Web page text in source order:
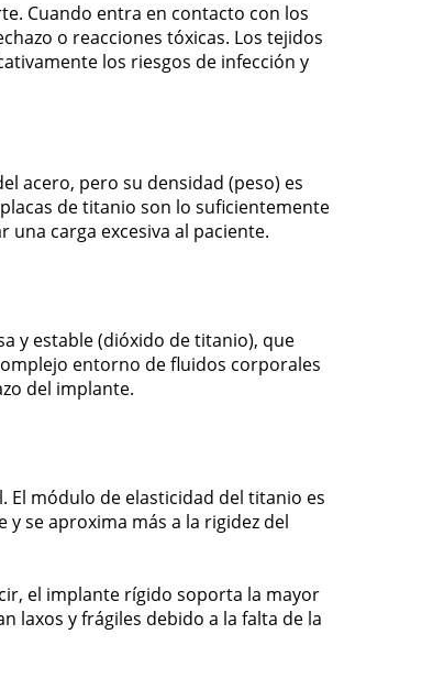
Cuando entra en contacto con los
o reacciones tóxicas. Los tejidos
los riesgos de infección y
acero, pero su densidad (peso) es
de titanio son lo suficientemente
carga excesiva al paciente.
y estable (dióxido de titanio), que
entorno de fluidos corporales
del implante.
El módulo de elasticidad del titanio es
se aproxima más a la rigidez del
el implante rígido soporta la mayor
laxos y frágiles debido a la falta de la